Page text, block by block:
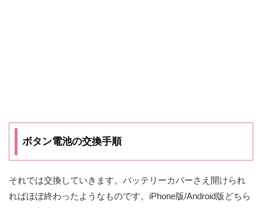
ボタン電池の交換手順
それでは交換していきます。バッテリーカバーさえ開けられ
ればほぼ終わったようなものです。iPhone版/Android版どちら